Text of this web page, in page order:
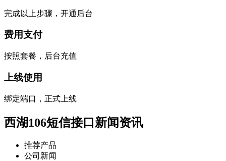
完成以上步骤，开通后台
费用支付
按照套餐，后台充值
上线使用
绑定端口，正式上线
西湖106短信接口新闻资讯
推荐产品
公司新闻